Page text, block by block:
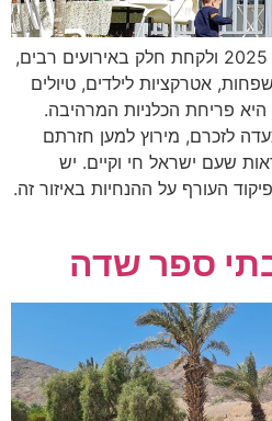
אתם מוזמנים להגיע בפרואר 2025 ולקחת חלק באירועים רבים,
אטרקציות לילדים, טיולים
פריחת הכלניות המרהיבה.
לזכרם, מירוץ למען חזרתם
שעם ישראל חי וקיים. יש
העורף על ההנחיות באיזור זה.
ספר שדה